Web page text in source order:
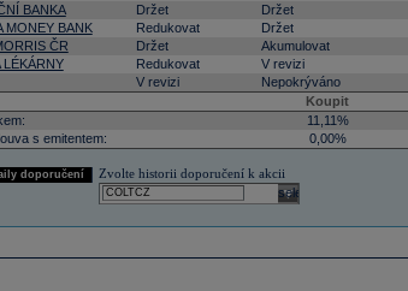
BANKA
Držet Držet
MONEY BANK
Redukovat Držet
ČR
Držet Akumulovat
LÉKÁRNY
Redukovat V revizi
V revizi Nepokrýváno
Koupit
11,11%
s emitentem:
0,00%
doporučení
Zvolte historii doporučení k akcii
select